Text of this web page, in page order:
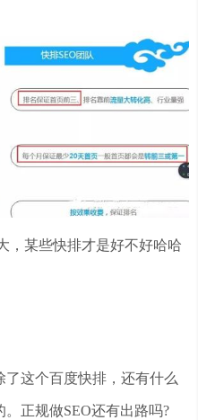
，某些快排才是好不好哈哈
这个百度快排，还有什么
正规做SEO还有出路吗?